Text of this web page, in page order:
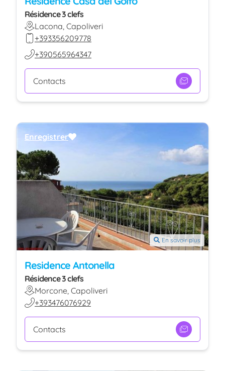
Résidence 3 clefs
Lacona, Capoliveri
+393356209778
+390565964347
Contacts
En savoir plus
Residence Antonella
Résidence 3 clefs
Morcone, Capoliveri
+393476076929
Contacts
Enregistrer